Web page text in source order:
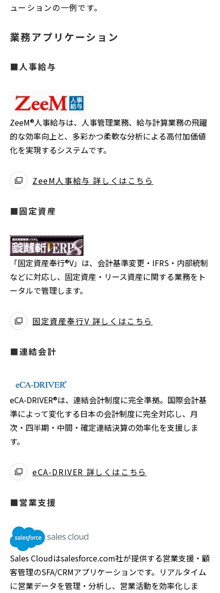
ューションの一例です。
業務アプリケーション
■人事給与
ZeeM®人事給与は、人事管理業務、給与計算業務の飛躍
的な効率向上と、多彩かつ柔軟な分析による高付加価値
化を実現するシステムです。
ZeeM人事給与 詳しくはこちら
■固定資産
「固定資産奉行®V」は、会計基準変更・IFRS・内部統制
などに対応し、固定資産・リース資産に関する業務をト
ータルで管理します。
固定資産奉行V 詳しくはこちら
■連結会計
eCA-DRIVER®は、連結会計制度に完全準拠。国際会計基
準によって変化する日本の会計制度に完全対応し、月
次・四半期・中間・確定連結決算の効率化を支援しま
す。
eCA-DRIVER 詳しくはこちら
■営業支援
Sales Cloudはsalesforce.com社が提供する営業支援・顧
客管理のSFA/CRMアプリケーションです。リアルタイム
に営業データを管理・分析し、営業活動を効率化しま